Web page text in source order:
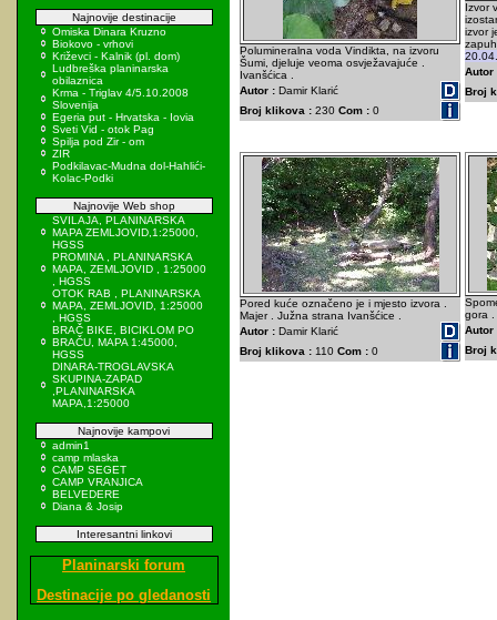
Najnovije destinacije
Omiska Dinara Kruzno
Biokovo - vrhovi
Križevci - Kalnik (pl. dom)
Ludbreška planinarska
obilaznica
Krma - Triglav 4/5.10.2008
Slovenija
Egeria put - Hrvatska - Iovia
Sveti Vid - otok Pag
Spilja pod Zir - om
ZIR
Podkilavac-Mudna dol-Hahlići-
Kolac-Podki
Najnovije Web shop
SVILAJA, PLANINARSKA
MAPA ZEMLJOVID,1:25000,
HGSS
PROMINA , PLANINARSKA
MAPA, ZEMLJOVID , 1:25000
, HGSS
OTOK RAB , PLANINARSKA
MAPA, ZEMLJOVID, 1:25000
, HGSS
BRAČ BIKE, BICIKLOM PO
BRAČU, MAPA 1:45000,
HGSS
DINARA-TROGLAVSKA
SKUPINA-ZAPAD
,PLANINARSKA
MAPA,1:25000
Najnovije kampovi
admin1
camp mlaska
CAMP SEGET
CAMP VRANJICA
BELVEDERE
Diana & Josip
Interesantni linkovi
Planinarski forum
Destinacije po gledanosti
Polumineralna voda Vindikta, na izvoru
Šumi, djeluje veoma osvježavajuće .
Ivanšćica .
Autor : Damir Klarić
Broj klikova : 230 Com : 0
Izvor
izvor
Autor
Broj
Pored kuće označeno je i mjesto izvora .
Majer . Južna strana Ivanšćice .
Autor : Damir Klarić
Broj klikova : 110 Com : 0
gora .
Autor
Broj